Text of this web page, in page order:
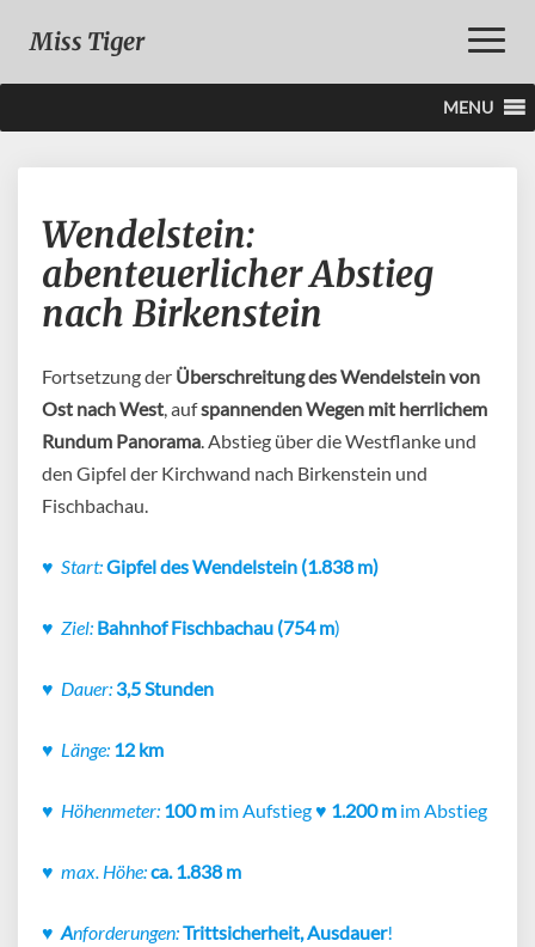
Toggle
Miss Tiger
MENU
Abstieg
nach
Birkenstein
Wendelstein:
abenteuerlicher Abstieg
nach Birkenstein
Fortsetzung der Überschreitung des Wendelstein von
Ost nach West, aufspannenden Wegen mit herrlichem
Rundum Panorama. Abstieg über die Westflanke und
den Gipfel der Kirchwand nach Birkenstein und
Fischbachau.
♥ Start:Gipfel des Wendelstein (1.838 m)
♥ Ziel: Bahnhof Fischbachau (754 m)
♥ Dauer: 3,5 Stunden
♥ Länge: 12 km
♥ Höhenmeter: 100 m im Aufstieg♥ 1.200 m im Abstieg
♥ max. Höhe:ca. 1.838 m
♥ Anforderungen:Trittsicherheit,Ausdauer!